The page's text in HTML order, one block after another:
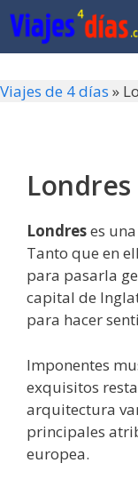
Saltar
al
contenido
Viajes de 4 días »
Londreses
Tanto que en
para pasarla
capital de
para hacer
Imponentes
exquisitos
arquitectura
principales
europea.